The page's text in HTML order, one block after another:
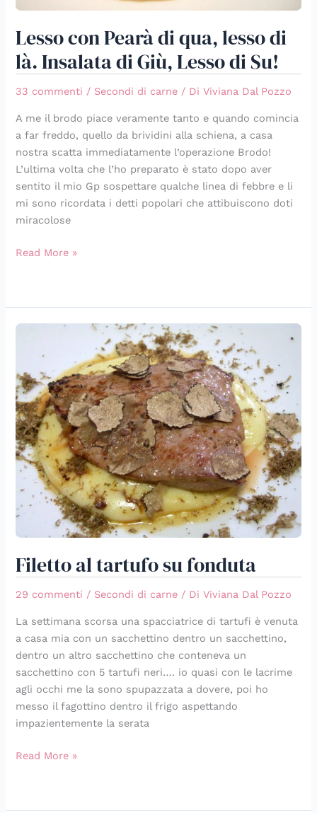
Lesso con Pearà di qua, lesso di
là. Insalata di Giù, Lesso di Su!
33 commenti / Secondi di carne / DiViviana Dal Pozzo
A me il brodo piace veramente tanto e quando comincia
a far freddo, quello da brividini alla schiena, a casa
nostra scatta immediatamente l’operazione Brodo!
L’ultima volta che l’ho preparato è stato dopo aver
sentito il mio Gp sospettare qualche linea di febbre e li
mi sono ricordata i detti popolari che attibuiscono doti
miracolose
Read More »
Filetto al tartufo su fonduta
29 commenti / Secondi di carne / DiViviana Dal Pozzo
La settimana scorsa una spacciatrice di tartufi è venuta
a casa mia con un sacchettino dentro un sacchettino,
dentro un altro sacchettino che conteneva un
sacchettino con 5 tartufi neri…. io quasi con le lacrime
agli occhi me la sono spupazzata a dovere, poi ho
messo il fagottino dentro il frigo aspettando
impazientemente la serata
su
fonduta
Read More »